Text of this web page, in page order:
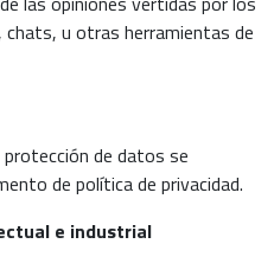
u otras herramientas de
de datos se
de política de privacidad.
e industrial